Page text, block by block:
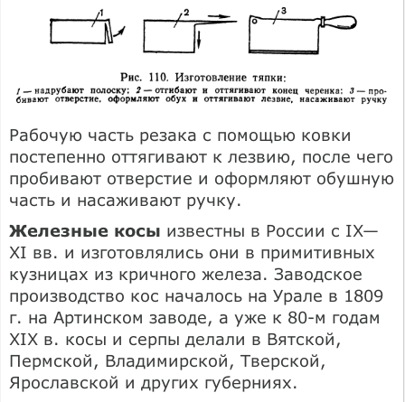
Рабочую часть резака с помощью ковки
постепенно оттягивают к лезвию, после чего
пробивают отверстие и оформляют обушную
часть и насаживают ручку.
Железные косы известны в России с IX—
XI вв. и изготовлялись они в примитивных
кузницах из кричного железа. Заводское
производство кос началось на Урале в 1809
г. на Артинском заводе, а уже к 80-м годам
XIX в. косы и серпы делали в Вятской,
Пермской, Владимирской, Тверской,
Ярославской и других губерниях.